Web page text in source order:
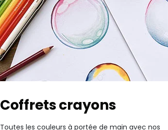
Coffrets crayons
Toutes les couleurs à portée de main avec nos